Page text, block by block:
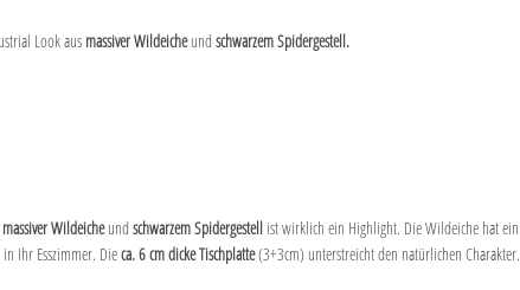
Look aus massiver Wildeicheundschwarzem Spidergestell.
massiver Wildeicheundschwarzem Spidergestell ist wirklich ein Highlight. Die Wildeiche hat ein
Ihr Esszimmer. Dieca. 6 cm dicke Tischplatte(3+3cm) unterstreicht den natürlichen Charakter.